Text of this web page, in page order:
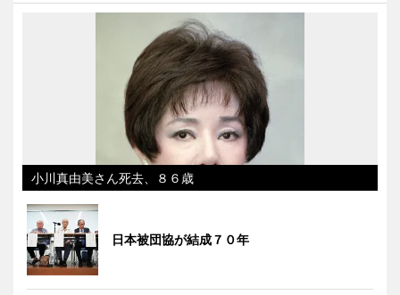
小川真由美さん死去、８６歳
日本被団協が結成７０年